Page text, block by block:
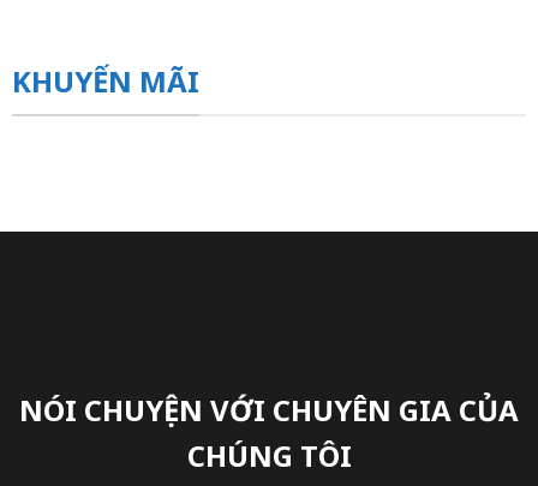
KHUYẾN MÃI
NÓI CHUYỆN VỚI CHUYÊN GIA CỦA
CHÚNG TÔI